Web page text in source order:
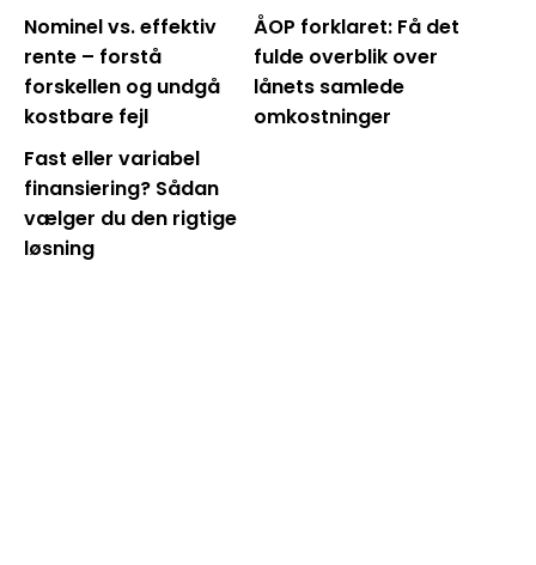
Nominel vs. effektiv
rente – forstå
forskellen og undgå
kostbare fejl
ÅOP forklaret: Få det
fulde overblik over
lånets samlede
omkostninger
Fast eller variabel
finansiering? Sådan
vælger du den rigtige
løsning